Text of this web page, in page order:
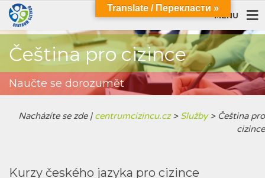
MENU
Čeština pro cizince
Naučte se dorozumět
Nacházíte se zde | centrumcizincu.cz> Služby> Čeština pro
cizince
Kurzy českého jazyka pro cizince
Translate / Перекласти »